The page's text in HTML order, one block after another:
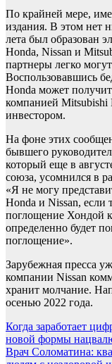
По крайней мере,
издания. В этом нет
лета был образован
Honda, Nissan и
партнеры легко
Воспользовавшись
Honda может
компанией Mitsubishi
инвестором.
На фоне этих
бывшего
который еще в
союза, усомнился в
«Я не могу
Honda и Nissan, если
поглощение Хондой
определенно будет
поглощение».
Зарубежная пресса
компании Nissan
хранит молчание.
осенью 2022 года.
Навигация
по
Когда заработает
новой формы
Врач Соломатина: